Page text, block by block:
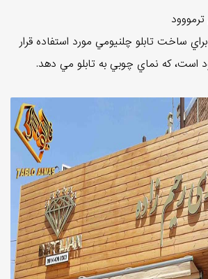
ساخت تابلو چلنيومي مورد استفاده قرار
است، که نماي چوبي به تابلو مي دهد.